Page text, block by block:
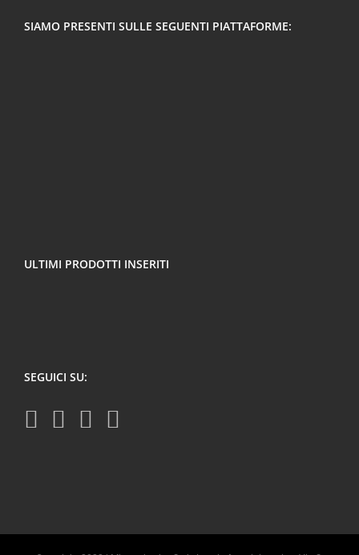
SIAMO PRESENTI SULLE SEGUENTI PIATTAFORME:
ULTIMI PRODOTTI INSERITI
SEGUICI SU: